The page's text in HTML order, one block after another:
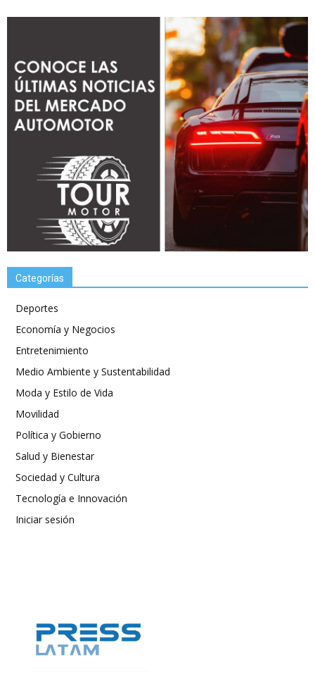
Categorías
Deportes
Economía y Negocios
Entretenimiento
Medio Ambiente y Sustentabilidad
Moda y Estilo de Vida
Movilidad
Política y Gobierno
Salud y Bienestar
Sociedad y Cultura
Tecnología e Innovación
Iniciar sesión